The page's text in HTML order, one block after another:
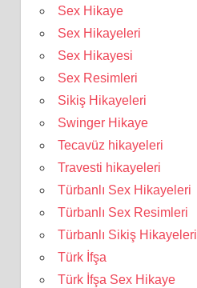
Sex Hikaye
Sex Hikayeleri
Sex Hikayesi
Sex Resimleri
Sikiş Hikayeleri
Swinger Hikaye
Tecavüz hikayeleri
Travesti hikayeleri
Türbanlı Sex Hikayeleri
Türbanlı Sex Resimleri
Türbanlı Sikiş Hikayeleri
Türk İfşa
Türk İfşa Sex Hikaye